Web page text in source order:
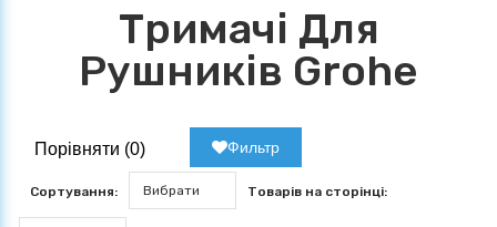
Тримачі Для
Рушників Grohe
Порівняти (0) Фильтр
Сортування: Вибрати Товарів на сторінці: